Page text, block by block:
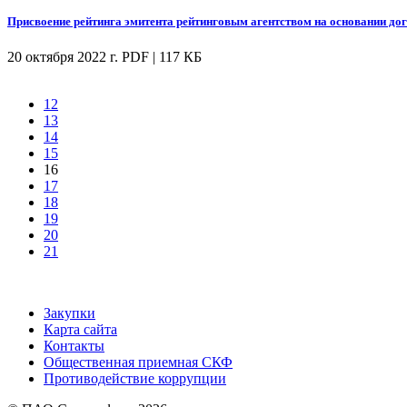
Присвоение рейтинга эмитента рейтинговым агентством на основании
20 октября 2022 г. PDF | 117 КБ
12
13
14
15
16
17
18
19
20
21
Закупки
Карта сайта
Контакты
Общественная приемная СКФ
Противодействие коррупции